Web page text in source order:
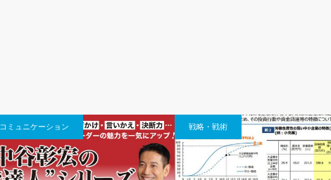
コミュニケーション 戦略・戦術